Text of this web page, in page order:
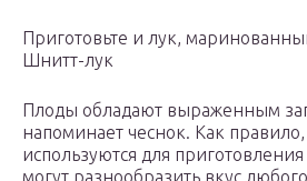
Приготовьте и лук,
Шнитт-лук
Плоды обладают выраженным
напоминает чеснок. Как
используются для
могут разнообразить вкус